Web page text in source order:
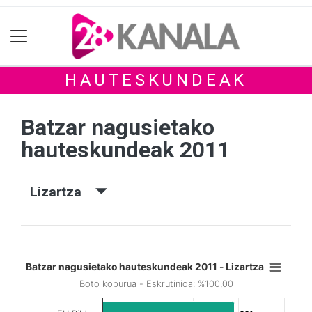
HAUTESKUNDEAK
Batzar nagusietako
hauteskundeak 2011
Lizartza
Batzar nagusietako hauteskundeak 2011 - Lizartza
Boto kopurua - Eskrutinioa: %100,00